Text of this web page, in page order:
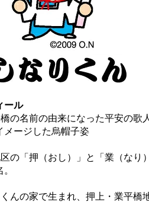
ール
橋の名前の由来になった平安の歌
メージした烏帽子姿
の「押（おし）」と「業（なり
くんの家で生まれ、押上・業平橋